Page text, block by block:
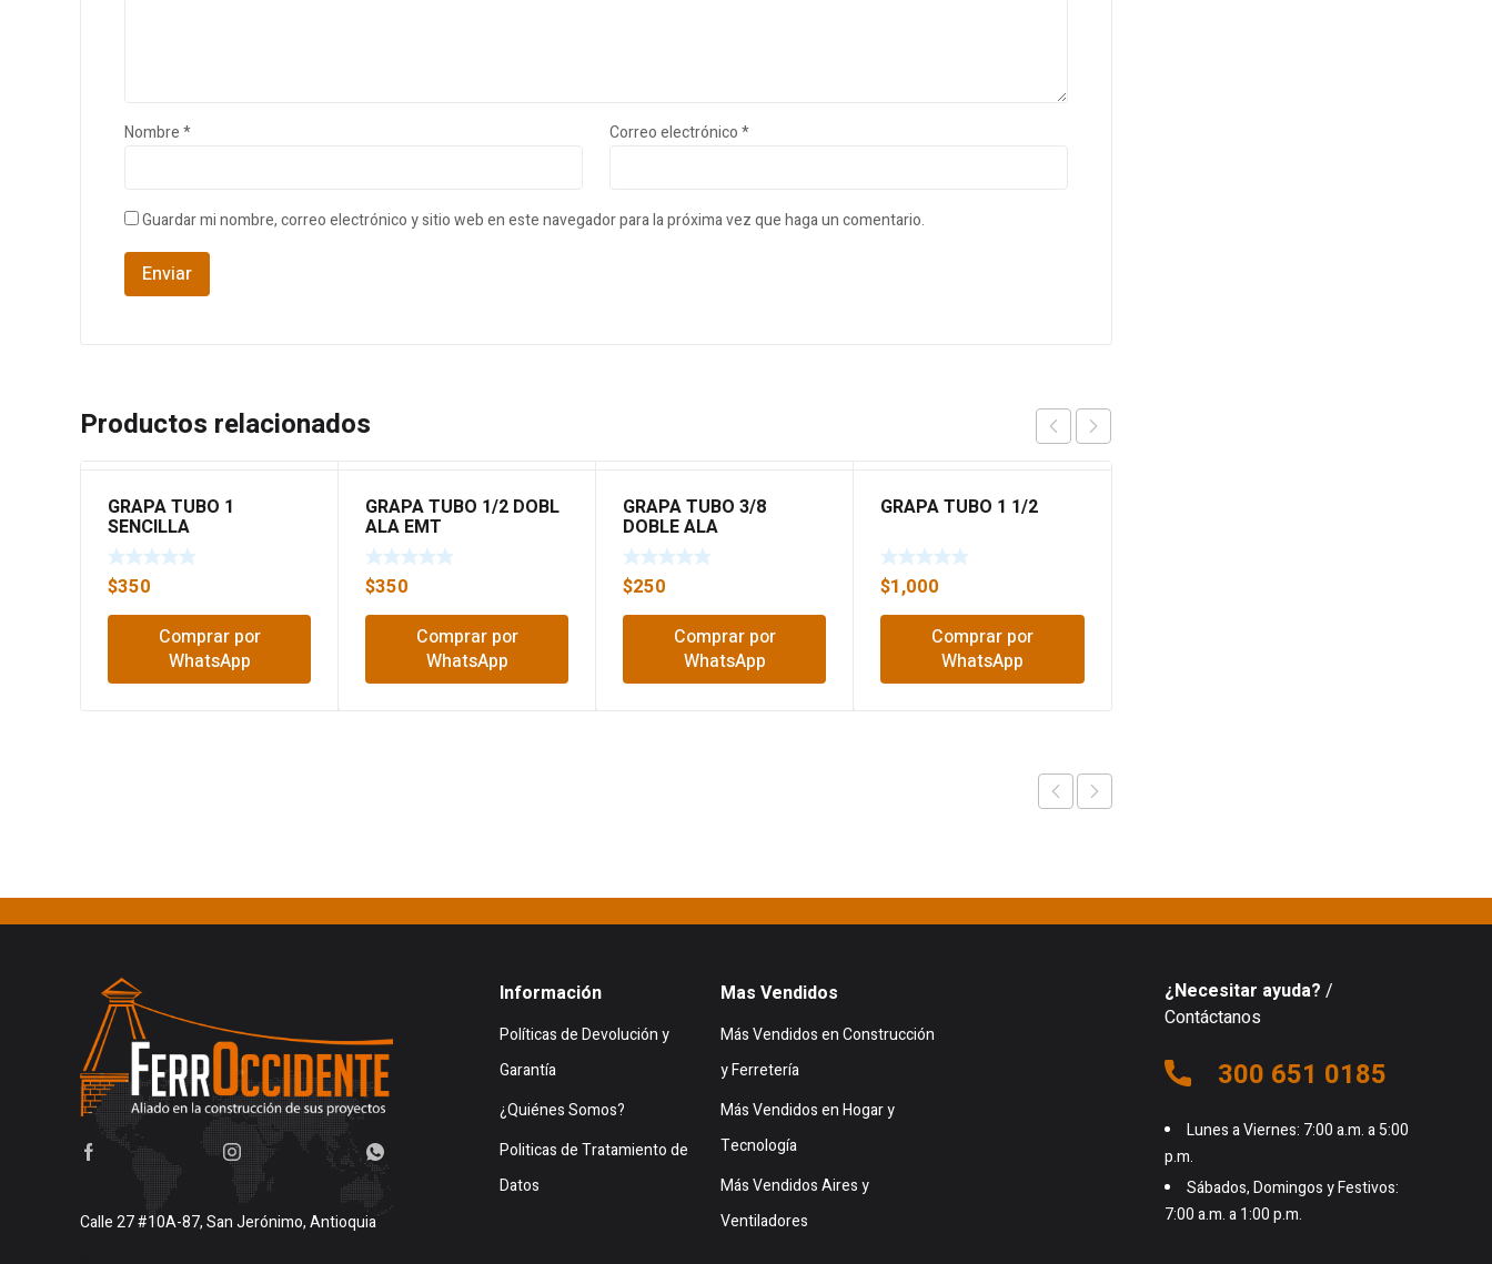
Nombre* Correo electrónico*
Guardar mi nombre, correo electrónico y sitio web en este navegador para la próxima vez que haga un comentario.
Productos relacionados
GRAPA TUBO 1
SENCILLA
$350
Comprar por
WhatsApp
GRAPA TUBO 1/2 DOBL
ALA EMT
$350
Comprar por
WhatsApp
GRAPA TUBO 3/8
DOBLE ALA
$250
Comprar por
WhatsApp
GRAPA TUBO 1 1/2
$1,000
Comprar por
WhatsApp
Calle 27 #10A-87, San Jerónimo, Antioquia
Información
Políticas de Devolución y
Garantía
¿Quiénes Somos?
Politicas de Tratamiento de
Datos
Mas Vendidos
Más Vendidos en Construcción
y Ferretería
Más Vendidos en Hogar y
Tecnología
Más Vendidos Aires y
Ventiladores
¿Necesitar ayuda? /
Contáctanos
300 651 0185
Lunes a Viernes: 7:00 a.m. a 5:00
p.m.
Sábados, Domingos y Festivos:
7:00 a.m. a 1:00 p.m.